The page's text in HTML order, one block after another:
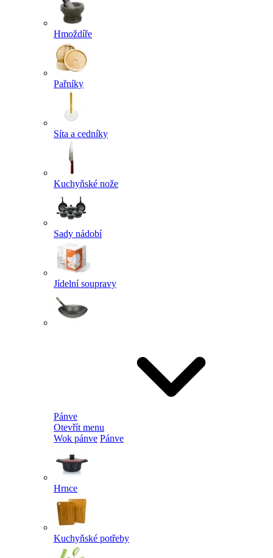
Hmoždíře
Pařníky
Síta a cedníky
Kuchyňské nože
Sady nádobí
Jídelní soupravy
Pánve
Otevřít menu
Wok pánve Pánve
Hrnce
Kuchyňské potřeby